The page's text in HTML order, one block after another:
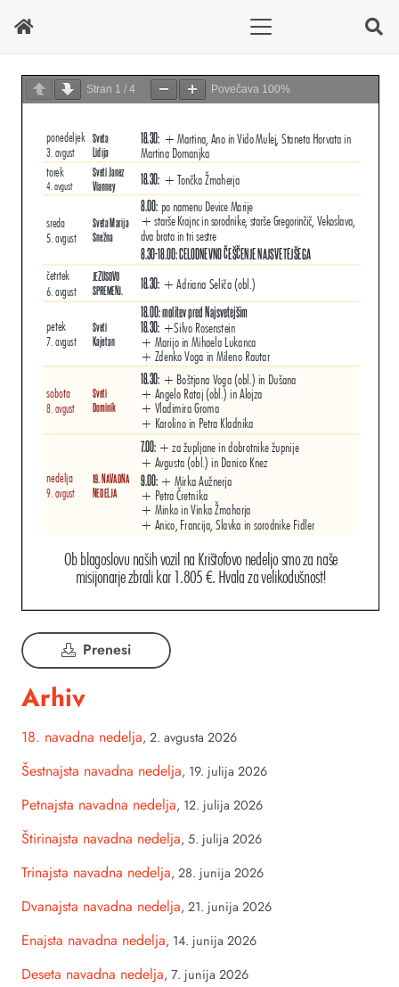
Stran 1 / 4 Povečava 100%
Prenesi
Arhiv
18. navadna nedelja, 2. avgusta 2026
Šestnajsta navadna nedelja, 19. julija 2026
Petnajsta navadna nedelja, 12. julija 2026
Štirinajsta navadna nedelja, 5. julija 2026
Trinajsta navadna nedelja, 28. junija 2026
Dvanajsta navadna nedelja, 21. junija 2026
Enajsta navadna nedelja, 14. junija 2026
Deseta navadna nedelja, 7. junija 2026